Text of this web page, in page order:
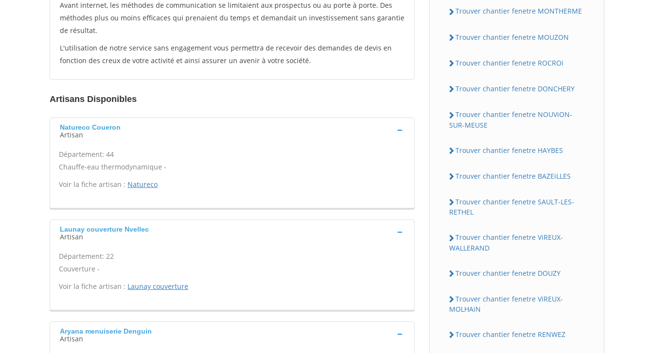
Avant internet, les méthodes de communication se limitaient aux prospectus ou au porte à porte. Des
méthodes plus ou moins efficaces qui prenaient du temps et demandait un investissement sans garantie
de résultat.
L'utilisation de notre service sans engagement vous permettra de recevoir des demandes de devis en
fonction des creux de votre activité et ainsi assurer un avenir à votre société.
Artisans Disponibles
Natureco Coueron
Artisan
Département: 44
Chauffe-eau thermodynamique -
Voir la fiche artisan : Natureco
Launay couverture Nvellec
Artisan
Département: 22
Couverture -
Voir la fiche artisan : Launay couverture
Aryana menuiserie Denguin
Artisan
Trouver chantier fenetre MONTHERME
Trouver chantier fenetre MOUZON
Trouver chantier fenetre ROCROi
Trouver chantier fenetre DONCHERY
Trouver chantier fenetre NOUViON-
SUR-MEUSE
Trouver chantier fenetre HAYBES
Trouver chantier fenetre BAZEiLLES
Trouver chantier fenetre SAULT-LES-
RETHEL
Trouver chantier fenetre ViREUX-
WALLERAND
Trouver chantier fenetre DOUZY
Trouver chantier fenetre ViREUX-
MOLHAiN
Trouver chantier fenetre RENWEZ